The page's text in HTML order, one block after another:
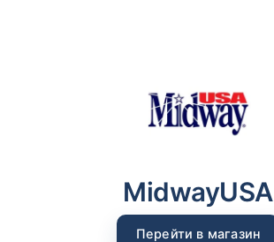
MidwayUSA
Перейти в магазин